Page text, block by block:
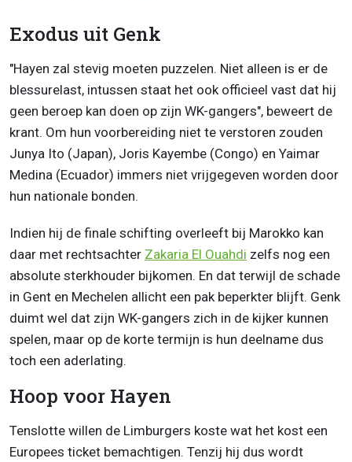
Exodus uit Genk
"Hayen zal stevig moeten puzzelen. Niet alleen is er de
blessurelast, intussen staat het ook officieel vast dat hij
geen beroep kan doen op zijn WK-gangers", beweert de
krant. Om hun voorbereiding niet te verstoren zouden
Junya Ito (Japan), Joris Kayembe (Congo) en Yaimar
Medina (Ecuador) immers niet vrijgegeven worden door
hun nationale bonden.
Indien hij de finale schifting overleeft bij Marokko kan
daar met rechtsachter Zakaria El Ouahdi zelfs nog een
absolute sterkhouder bijkomen. En dat terwijl de schade
in Gent en Mechelen allicht een pak beperkter blijft. Genk
duimt wel dat zijn WK-gangers zich in de kijker kunnen
spelen, maar op de korte termijn is hun deelname dus
toch een aderlating.
Hoop voor Hayen
Tenslotte willen de Limburgers koste wat het kost een
Europees ticket bemachtigen. Tenzij hij dus wordt